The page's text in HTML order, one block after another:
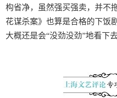
构省净，虽然强买强卖，并不
花谋杀案》也算是合格的下
大概还是会“没劲没劲”地看下